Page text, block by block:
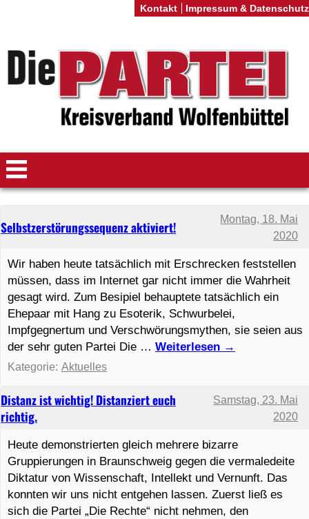
Distanz ist wichtig! Distanziert euch
richtig.
Samstag, 23. Mai
2020
Heute demonstrierten gleich mehrere bizarre
Gruppierungen in Braunschweig gegen die vermaledeite
Diktatur von Wissenschaft, Intellekt und Vernunft. Das
konnten wir uns nicht entgehen lassen. Zuerst ließ es
sich die Partei „Die Rechte“ nicht nehmen, den
Selbstzerstörungssequenz aktiviert!
Montag, 18. Mai
2020
Wir haben heute tatsächlich mit Erschrecken feststellen
müssen, dass im Internet gar nicht immer die Wahrheit
gesagt wird. Zum Besipiel behauptete tatsächlich ein
Ehepaar mit Hang zu Esoterik, Schwurbelei,
Impfgegnertum und Verschwörungsmythen, sie seien aus
der sehr guten Partei Die … Weiterlesen →
Kategorie: Aktuelles
Kontakt Impressum & Datenschutz